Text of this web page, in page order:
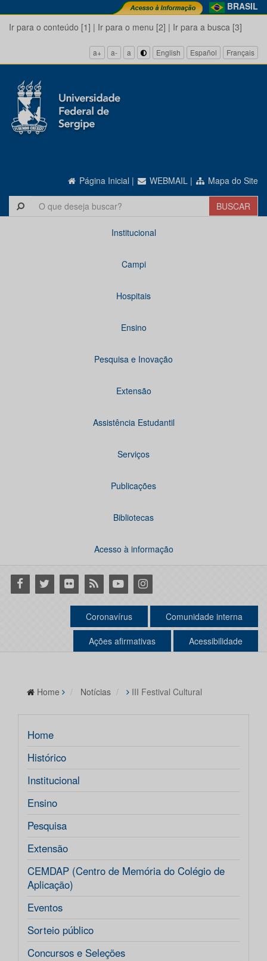
BRASIL
Ir para o conteúdo [1] | Ir para o menu [2] | Ir para a busca [3]
a+ a- a English Español Français
Página Inicial | WEBMAIL | Mapa do Site
Institucional
Campi
Hospitais
Ensino
Pesquisa e Inovação
Extensão
Assistência Estudantil
Serviços
Publicações
Bibliotecas
Acesso à informação
Facebook
Twitter Flickr RSS YoutubeInstagram
Coronavírus Comunidade interna
Ações afirmativas Acessibilidade
Home Notícias III Festival Cultural
Home
Histórico
Institucional
Ensino
Pesquisa
Extensão
CEMDAP (Centro de Memória do Colégio de
Aplicação)
Eventos
Sorteio público
Concursos e Seleções